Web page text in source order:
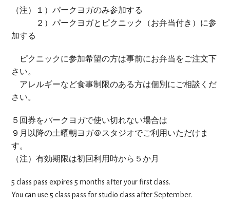
（注）１）パークヨガのみ参加する
２）パークヨガとピクニック（お弁当付き）に参
加する
ピクニックに参加希望の方は事前にお弁当をご注文下
さい。
アレルギーなど食事制限のある方は個別にご相談くだ
さい。
５回券をパークヨガで使い切れない場合は
９月以降の土曜朝ヨガ＠スタジオでご利用いただけま
す。
（注）有効期限は初回利用時から５か月
5 class pass expires 5 months after your first class.
You can use 5 class pass for studio class after September.